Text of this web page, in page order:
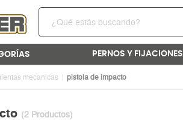
PERNOS Y FIJACIONES
mecanicas pistola de impacto
(2 Productos)